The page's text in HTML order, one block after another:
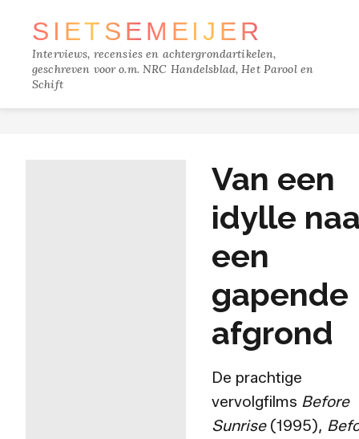
SIETSE MEIJER
Interviews, recensies en achtergrondartikelen,
geschreven voor o.m. NRC Handelsblad, Het Parool en
Schift
Van een
idylle
een
gapende
afgrond
De prachtige
vervolgfilms Before
Sunrise(1995),